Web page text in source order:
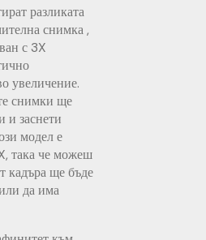
разликата
снимка ,
с 3X
увеличение.
снимки ще
и заснети
модел е
така че можеш
кадъра ще бъде
да има